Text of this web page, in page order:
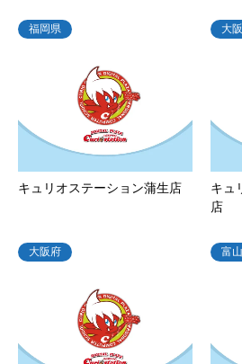
福岡県 大
キュリオステーション蒲生店
大阪府
キュ
店
富